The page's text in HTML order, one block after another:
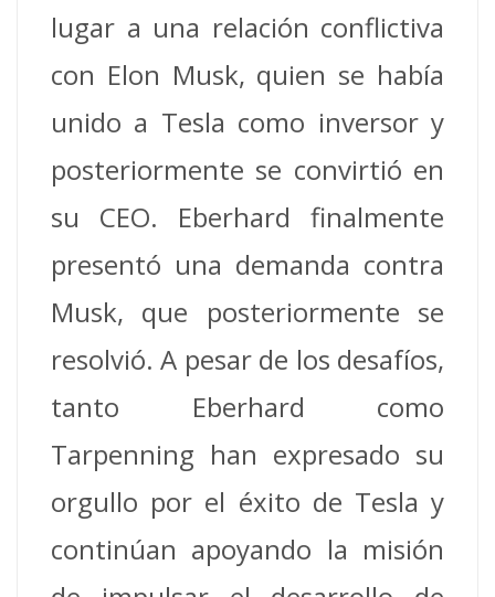
lugar a una relación conflictiva
con Elon Musk, quien se había
unido a Tesla como inversor y
posteriormente se convirtió en
su CEO.
Eberhard finalmente
presentó una demanda contra
Musk, que posteriormente se
resolvió. A pesar de los desafíos,
tanto Eberhard como
Tarpenning han expresado su
orgullo por el éxito de Tesla y
continúan apoyando la misión